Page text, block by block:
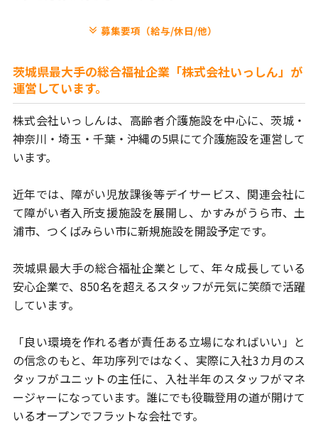
募集要項（給与/休日/他）
茨城県最大手の総合福祉企業「株式会社いっしん」が
運営しています。
株式会社いっしんは、高齢者介護施設を中心に、茨城・
神奈川・埼玉・ 千葉・沖縄の5県にて介護施設を運営して
います。
近年では、障がい児放課後等デイサービス、関連会社に
て障がい者入所支援施設を展開し、かすみがうら市、土
浦市、つくばみらい市に新規施設を開設予定です。
茨城県最大手の総合福祉企業として、年々成長している
安心企業で、850名を超えるスタッフが元気に笑顔で活躍
しています。
「良い環境を作れる者が責任ある立場になればいい」と
の信念のもと、年功序列ではなく、実際に入社3カ月のス
タッフがユニットの主任に、
入社半年のスタッフがマネ
ージャーになっています。 誰にでも役職登用の道が開けて
いるオープンでフラットな会社です。